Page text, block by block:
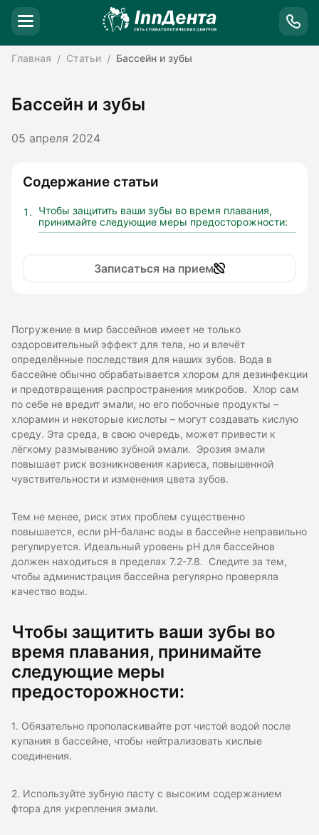
Главная Статьи Бассейн и зубы
Бассейн и зубы
05 апреля 2024
Содержание статьи
Чтобы защитить ваши зубы во время плавания,
принимайте следующие меры предосторожности:
Записаться на прием
Погружение в мир бассейнов имеет не только
оздоровительный эффект для тела, но и влечёт
определённые последствия для наших зубов. Вода в
бассейне обычно обрабатывается хлором для дезинфекции
и предотвращения распространения микробов. Хлор сам
по себе не вредит эмали, но его побочные продукты –
хлорамин и некоторые кислоты – могут создавать кислую
среду. Эта среда, в свою очередь, может привести к
лёгкому размыванию зубной эмали. Эрозия эмали
повышает риск возникновения кариеса, повышенной
чувствительности и изменения цвета зубов.
Тем не менее, риск этих проблем существенно
повышается, если pH-баланс воды в бассейне неправильно
регулируется. Идеальный уровень pH для бассейнов
должен находиться в пределах 7.2-7.8. Следите за тем,
чтобы администрация бассейна регулярно проверяла
качество воды.
Чтобы защитить ваши зубы во
время плавания, принимайте
следующие меры
предосторожности:
1. Обязательно прополаскивайте рот чистой водой после
купания в бассейне, чтобы нейтрализовать кислые
соединения.
2. Используйте зубную пасту с высоким содержанием
фтора для укрепления эмали.